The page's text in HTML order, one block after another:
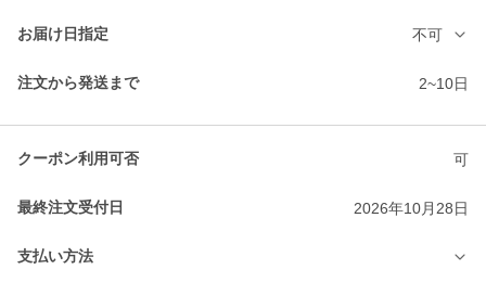
お届け日指定 不可
注文から発送まで 2~10日
クーポン利用可否 可
最終注文受付日 2026年10月28日
支払い方法